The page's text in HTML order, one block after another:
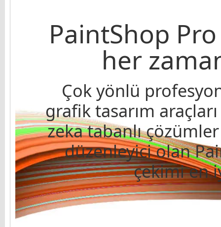
PaintShop
her
Çok yönlü
grafik tasarım
zeka tabanlı
düzenleyici olan
çekimi en